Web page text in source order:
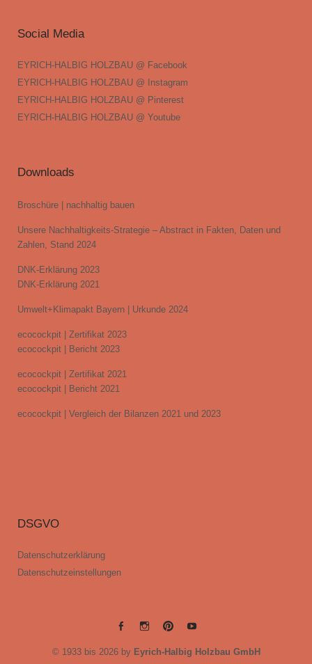
Social Media
EYRICH-HALBIG HOLZBAU @ Facebook
EYRICH-HALBIG HOLZBAU @ Instagram
EYRICH-HALBIG HOLZBAU @ Pinterest
EYRICH-HALBIG HOLZBAU @ Youtube
Downloads
Broschüre | nachhaltig bauen
Unsere Nachhaltigkeits-Strategie – Abstract in Fakten, Daten und
Zahlen, Stand 2024
DNK-Erklärung 2023
DNK-Erklärung 2021
Umwelt+Klimapakt Bayern | Urkunde 2024
ecocockpit | Zertifikat 2023
ecocockpit | Bericht 2023
ecocockpit | Zertifikat 2021
ecocockpit | Bericht 2021
ecocockpit | Vergleich der Bilanzen 2021 und 2023
DSGVO
Datenschutzerklärung
Datenschutzeinstellungen
EYRICH-EYRICH-EYRICH-EYRICH-
© 1933 bis 2026 by Eyrich-Halbig Holzbau GmbH